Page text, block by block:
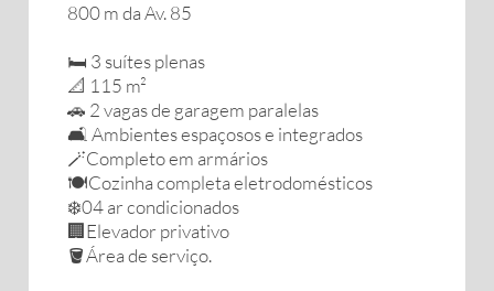
800 m da Av. 85
🛏️ 3 suítes plenas
📐 115 m²
🚗 2 vagas de garagem paralelas
🛋️ Ambientes espaçosos e integrados
🪄Completo em armários
🍽️Cozinha completa eletrodomésticos
❄️04 ar condicionados
🏢Elevador privativo
🪣Área de serviço.